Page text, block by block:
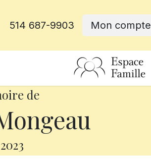
514 687-9903 Mon compte
de
2023